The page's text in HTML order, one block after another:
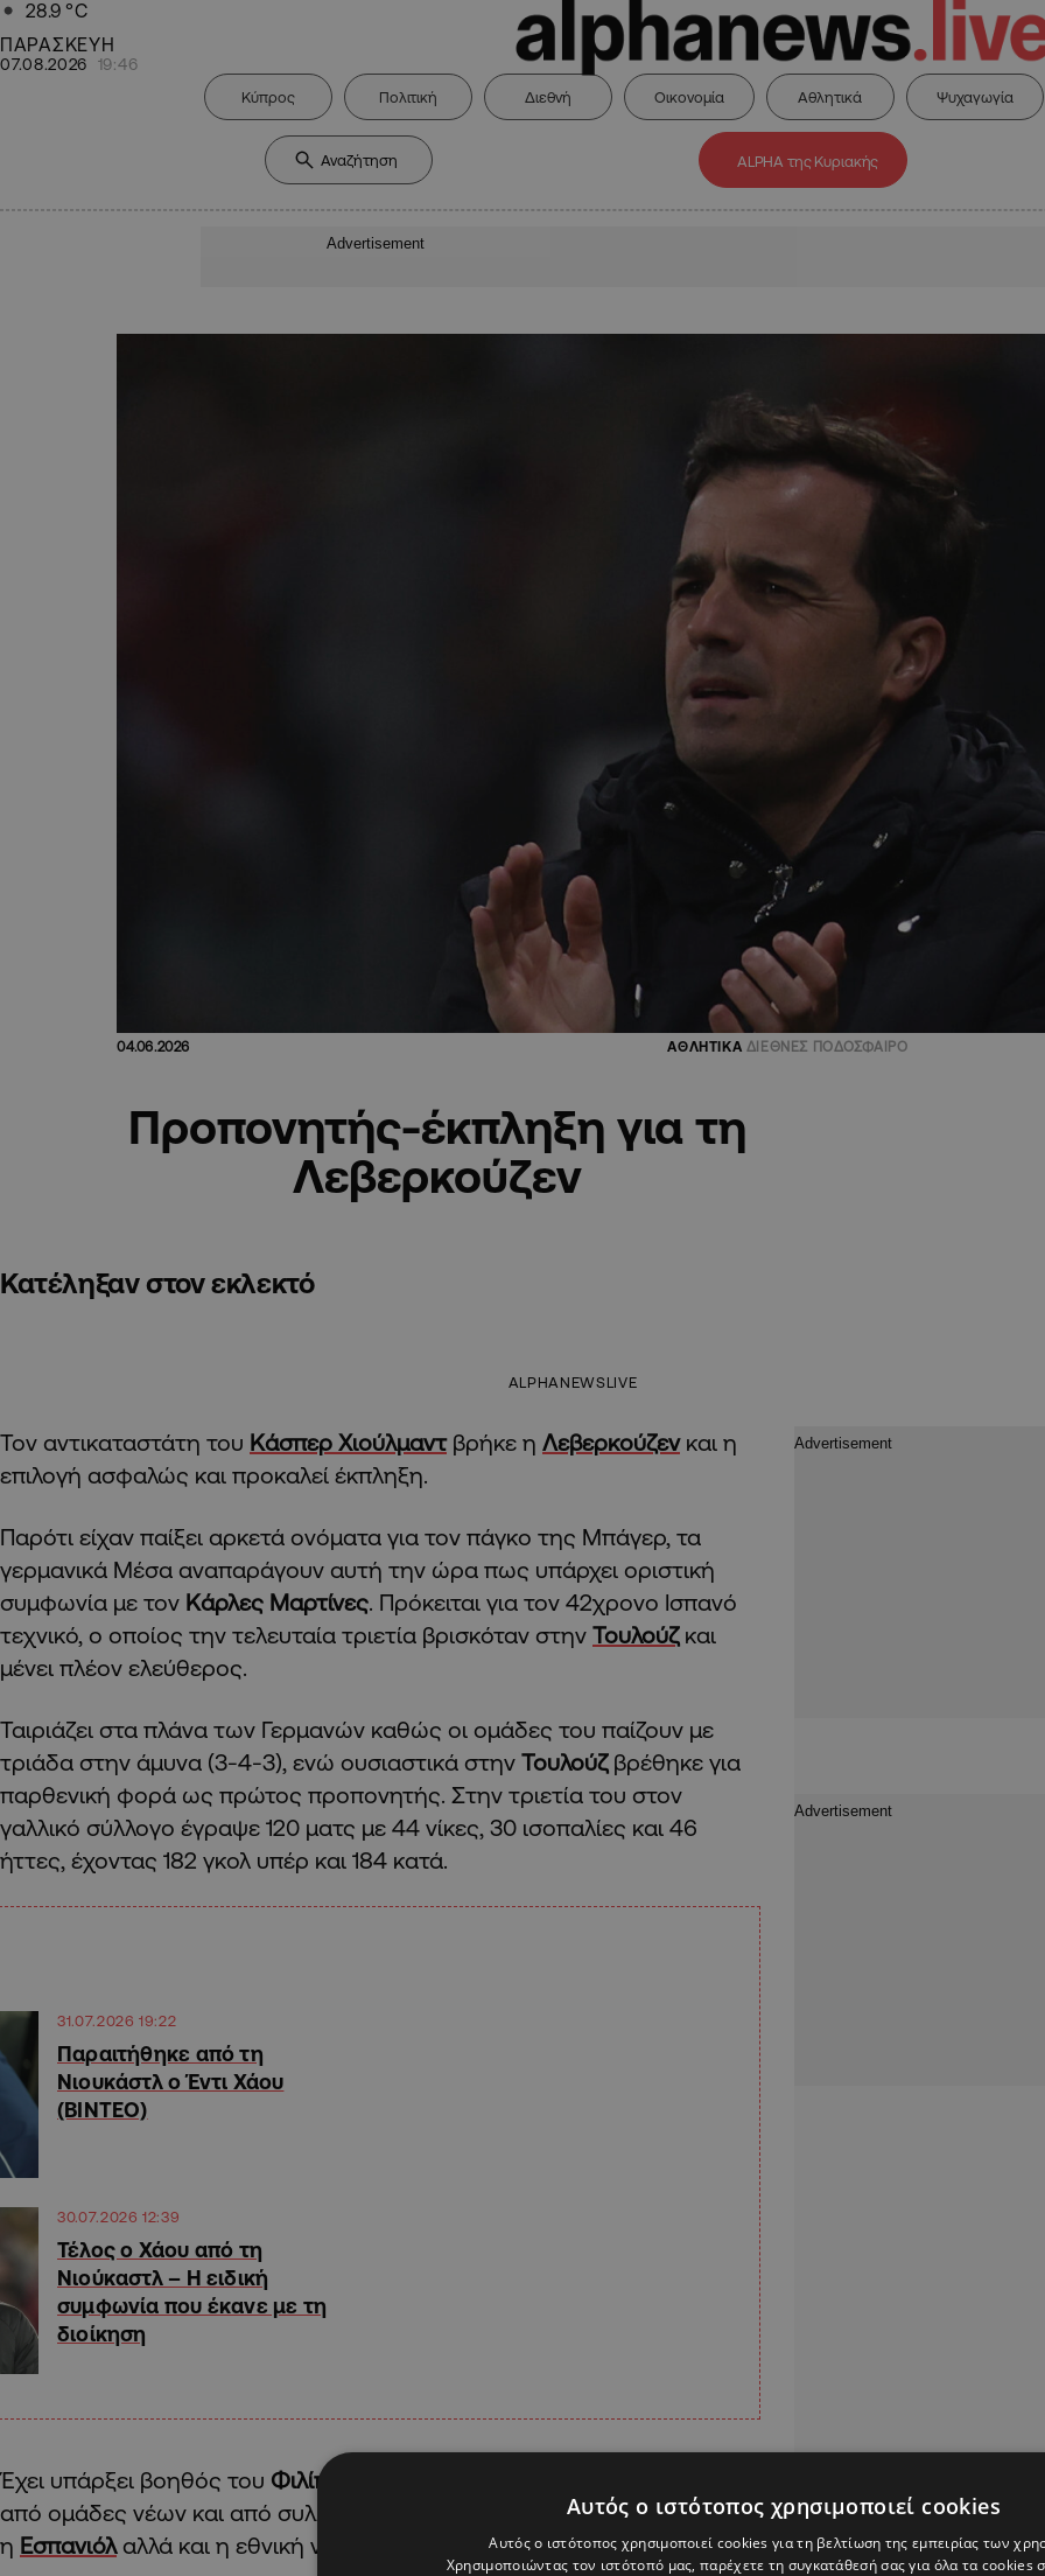
28.9 °C
ΠΑΡΑΣΚΕΥΗ
07.08.2026 19:46
Κύπρος Πολιτική Διεθνή Οικονομία Αθλητικά Ψυχαγωγία
ALPHA της Κυριακής
Advertisement
04.06.2026 ΑΘΛΗΤΙΚΑ ΔΙΕΘΝΕΣ ΠΟΔΟΣΦΑΙΡΟ
Προπονητής-έκπληξη για τη
Λεβερκούζεν
Κατέληξαν στον εκλεκτό
ALPHANEWSLIVE
Τον αντικαταστάτη του Κάσπερ Χιούλμαντβρήκε η Λεβερκούζεν και η
επιλογή ασφαλώς και προκαλεί έκπληξη.
Παρότι είχαν παίξει αρκετά ονόματα για τον πάγκο της Μπάγερ, τα
γερμανικά Μέσα αναπαράγουν αυτή την ώρα πως υπάρχει οριστική
συμφωνία με τον Κάρλες Μαρτίνες. Πρόκειται για τον 42χρονο Ισπανό
τεχνικό, ο οποίος την τελευταία τριετία βρισκόταν στην Τουλούζ και
μένει πλέον ελεύθερος.
Ταιριάζει στα πλάνα των Γερμανών καθώς οι ομάδες του παίζουν με
τριάδα στην άμυνα (3-4-3), ενώ ουσιαστικά στην Τουλούζ βρέθηκε για
παρθενική φορά ως πρώτος προπονητής. Στην τριετία του στον
γαλλικό σύλλογο έγραψε 120 ματς με 44 νίκες, 30 ισοπαλίες και 46
ήττες, έχοντας 182 γκολ υπέρ και 184 κατά.
31.07.2026 19:22
Παραιτήθηκε από τη
Νιουκάστλ ο Έντι Χάου
(ΒΙΝΤΕΟ)
30.07.2026 12:39
Τέλος ο Χάου από τη
Νιούκαστλ – Η ειδική
συμφωνία που έκανε με τη
διοίκηση
Έχει υπάρξει βοηθός του Φιλίπ Μοντανιέ
από ομάδες νέων και από συλλόγους όπως η
Αλ Ραγιάν, ηΜπαρσελόνα,
η Εσπανιόλ αλλά και η εθνική νέων του Κουβέιτ.
Αυτός ο ιστότοπος χρησιμοποιεί cookies
Αυτός ο ιστότοπος χρησιμοποιεί cookies για τη βελτίωση της εμπειρίας των
Χρησιμοποιώντας τον ιστότοπό μας, παρέχετε τη συγκατάθεσή σας για όλα τα cookies